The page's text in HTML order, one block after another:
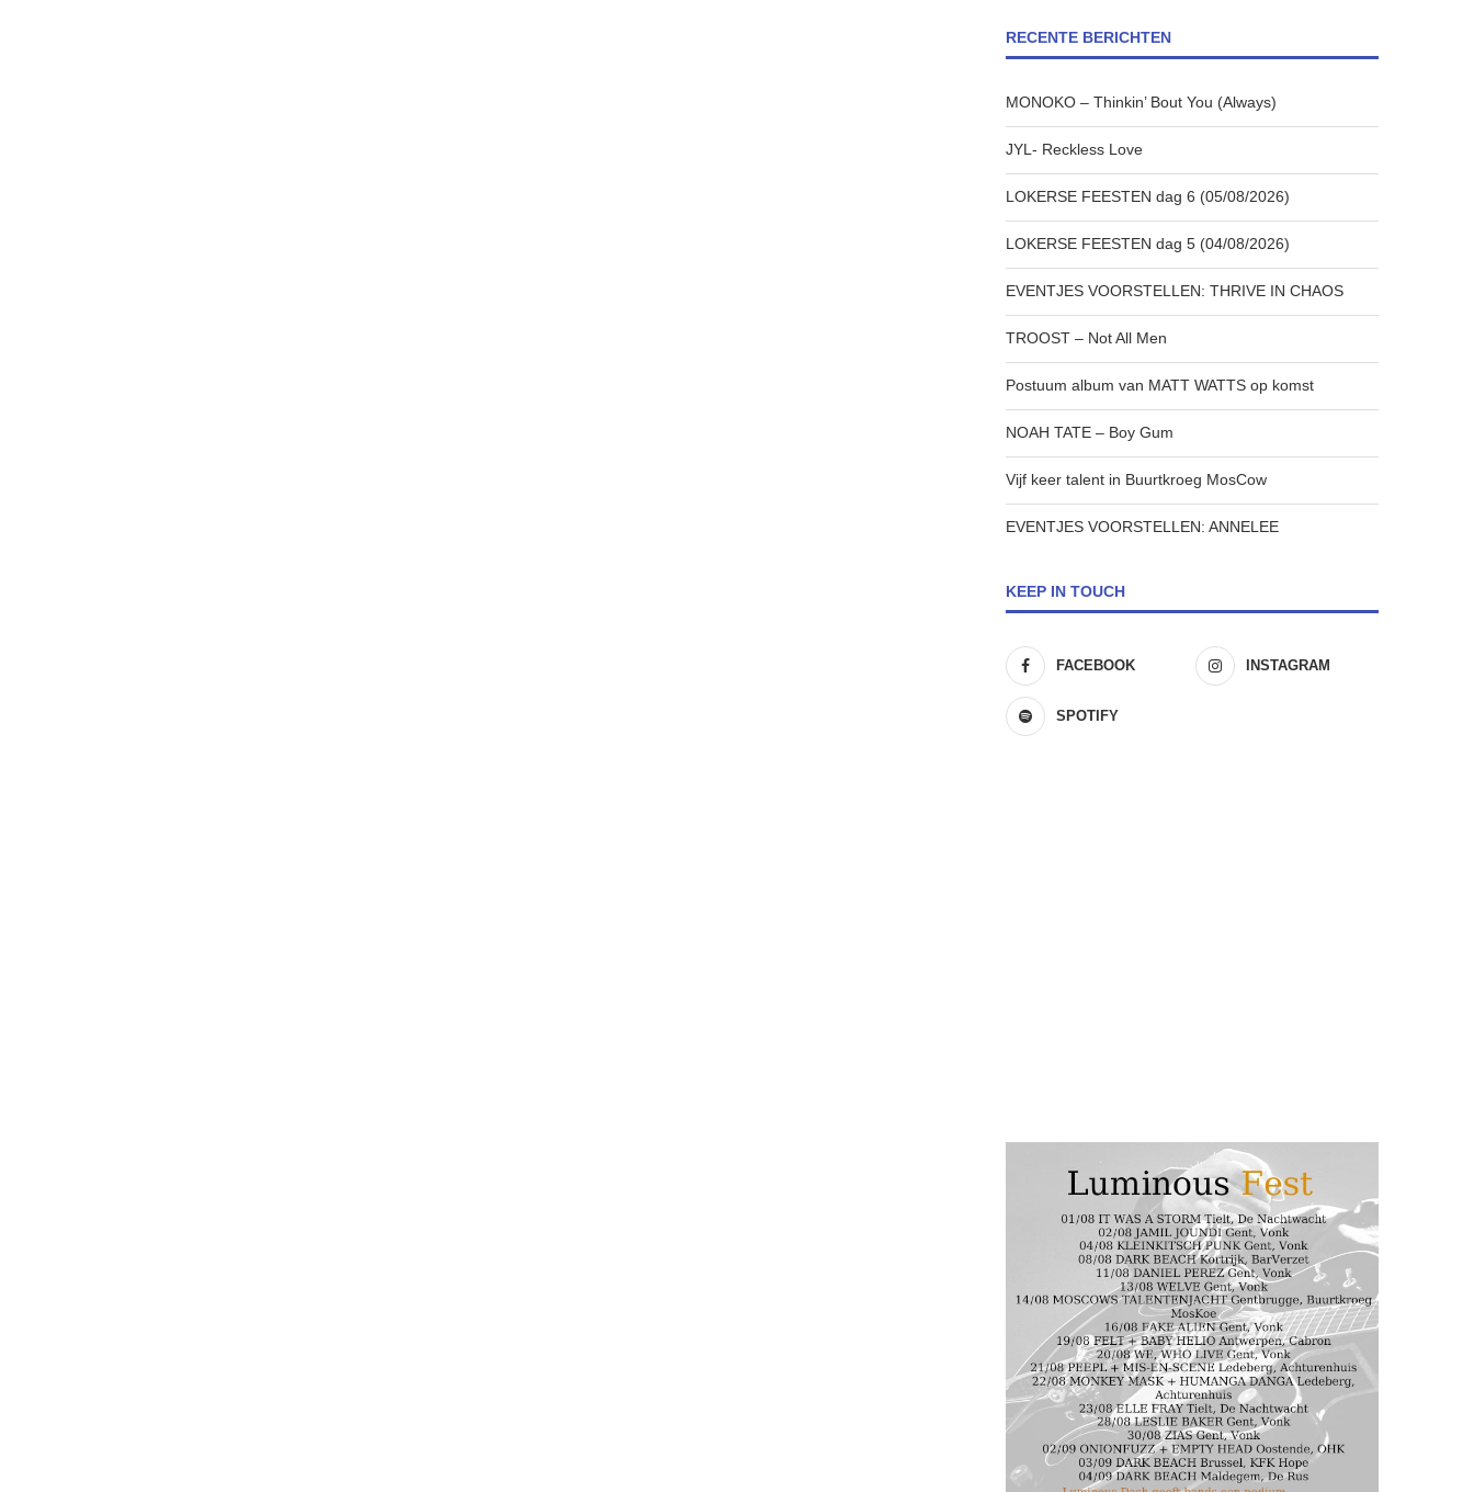
RECENTE BERICHTEN
MONOKO – Thinkin’ Bout You (Always)
JYL- Reckless Love
LOKERSE FEESTEN dag 6 (05/08/2026)
LOKERSE FEESTEN dag 5 (04/08/2026)
EVENTJES VOORSTELLEN: THRIVE IN CHAOS
TROOST – Not All Men
Postuum album van MATT WATTS op komst
NOAH TATE – Boy Gum
Vijf keer talent in Buurtkroeg MosCow
EVENTJES VOORSTELLEN: ANNELEE
KEEP IN TOUCH
FACEBOOK INSTAGRAM
SPOTIFY